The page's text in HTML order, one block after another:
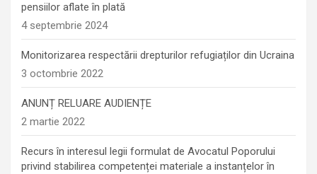
pensiilor aflate în plată
4 septembrie 2024
Monitorizarea respectării drepturilor refugiaților din Ucraina
3 octombrie 2022
ANUNȚ RELUARE AUDIENȚE
2 martie 2022
Recurs în interesul legii formulat de Avocatul Poporului
privind stabilirea competenței materiale a instanțelor în